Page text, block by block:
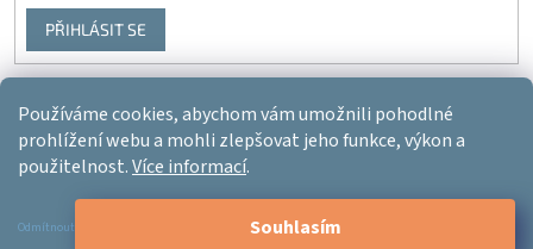
Používáme cookies, abychom vám umožnili pohodlné
prohlížení webu a mohli zlepšovat jeho funkce, výkon a
použitelnost.Více informací.
Odmítnout Souhlasím
PŘIHLÁSIT SE
Vytvořil Shoptet
Copyright 2026Ergo-product. Všechna práva vyhrazena.Upravit
nastavení cookies